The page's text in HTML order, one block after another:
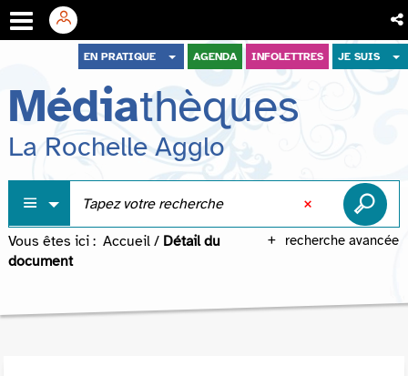
menu
contenu
recherche
EN PRATIQUE AGENDA INFOLETTRES JE SUIS
Médiathèques
La Rochelle Agglo
recherche avancée
Vous êtes ici : Accueil / Détail du
document